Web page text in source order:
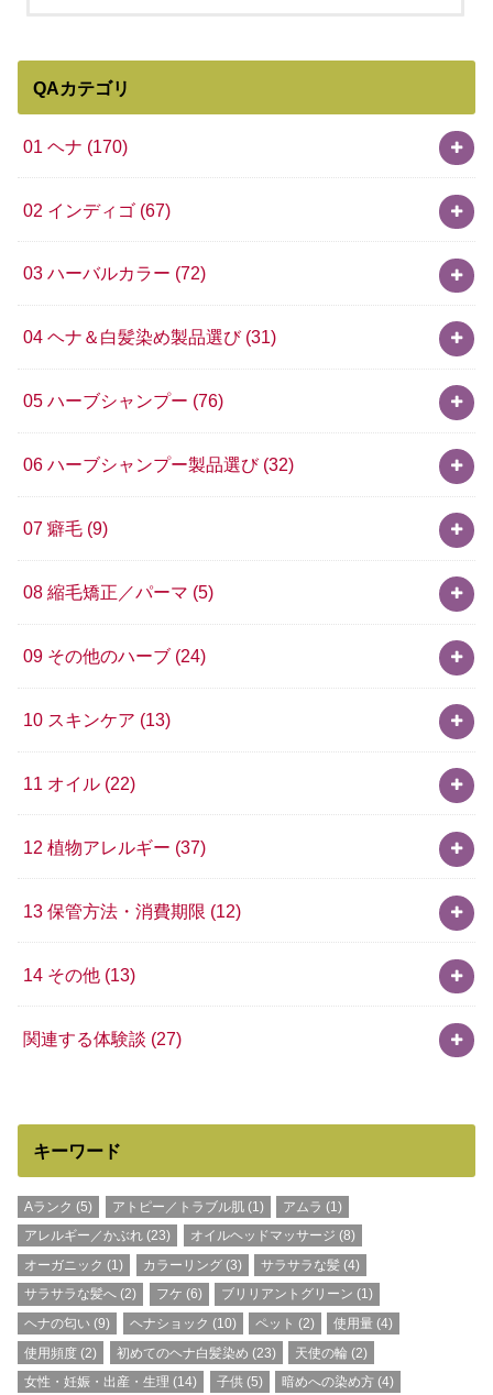
QAカテゴリ
01 ヘナ (170)
02 インディゴ (67)
03 ハーバルカラー (72)
04 ヘナ＆白髪染め製品選び (31)
05 ハーブシャンプー (76)
06 ハーブシャンプー製品選び (32)
07 癖毛 (9)
08 縮毛矯正／パーマ (5)
09 その他のハーブ (24)
10 スキンケア (13)
11 オイル (22)
12 植物アレルギー (37)
13 保管方法・消費期限 (12)
14 その他 (13)
関連する体験談 (27)
キーワード
Aランク (5) アトピー／トラブル肌(1) アムラ (1)
アレルギー／かぶれ (23) オイルヘッドマッサージ (8)
オーガニック (1) カラーリング(3) サラサラな髪(4)
サラサラな髪へ (2) フケ (6) ブリリアントグリーン (1)
ヘナの匂い (9) ヘナショック (10) ペット (2) 使用量 (4)
使用頻度 (2) 初めてのヘナ白髪染め (23) 天使の輪 (2)
女性・妊娠・出産・生理 (14) 子供(5) 暗めへの染め方(4)